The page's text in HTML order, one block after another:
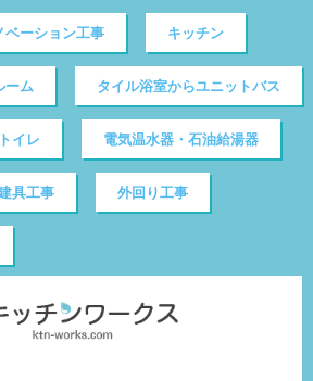
ベーション工事 キッチン
ーム タイル浴室からユニットバス
トイレ 電気温水器・石油給湯器
具工事 外回り工事